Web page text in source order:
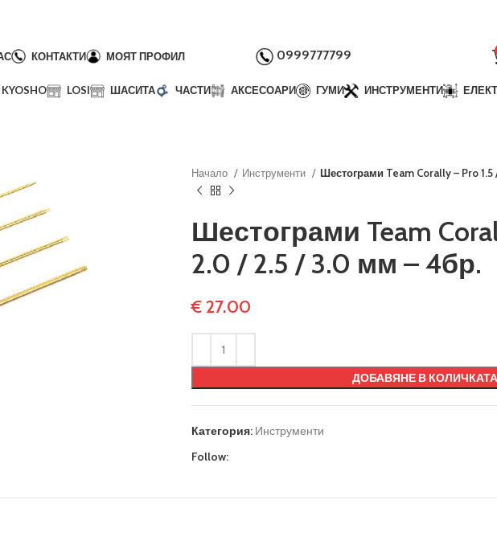
КОНТАКТИ МОЯТ ПРОФИЛ 0999777799
KYOSHO LOSI ШАСИТА ЧАСТИ АКСЕСОАРИ ГУМИ ИНСТРУМЕНТИ
Начало Инструменти Шестограми Team Corally – Pro
Шестограми Team
2.0 / 2.5 / 3.0 мм – 4бр.
€ 27.00
ДОБАВЯНЕ В КОЛИЧКАТА
Категория: Инструменти
Follow: